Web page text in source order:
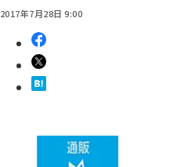
2017年7月28日 9:00